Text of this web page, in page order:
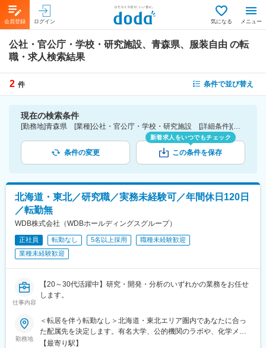
会員登録 ログイン 気になる メニュー
公社・官公庁・学校・研究施設、青森県、服装自由 の転
職・求人検索結果
2 件 条件で並び替え
現在の検索条件
[勤務地]青森県 [業種]公社・官公庁・学校・研究施設 [詳細条件](会社・職場の環境)服装自由
条件の変更
新着求人をいつでもチェック
この条件を保存
北海道・東北／研究職／実務未経験可／年間休日120日
／転勤無
WDB株式会社（WDBホールディングスグループ）
正社員 転勤なし 5名以上採用
職種未経験歓迎
業種未経験歓迎
仕事内容
【20～30代活躍中】研究・開発・分析のいずれかの業務をお任せ
します。
勤務地
＜転居を伴う転勤なし＞北海道・東北エリア圏内であなたに合っ
た配属先を決定します。有名大学、公的機関のラボや、化学メー
カーなどの地元優良企業で、ご希望とご経験を踏まえ、ご活躍い
【最寄り駅】